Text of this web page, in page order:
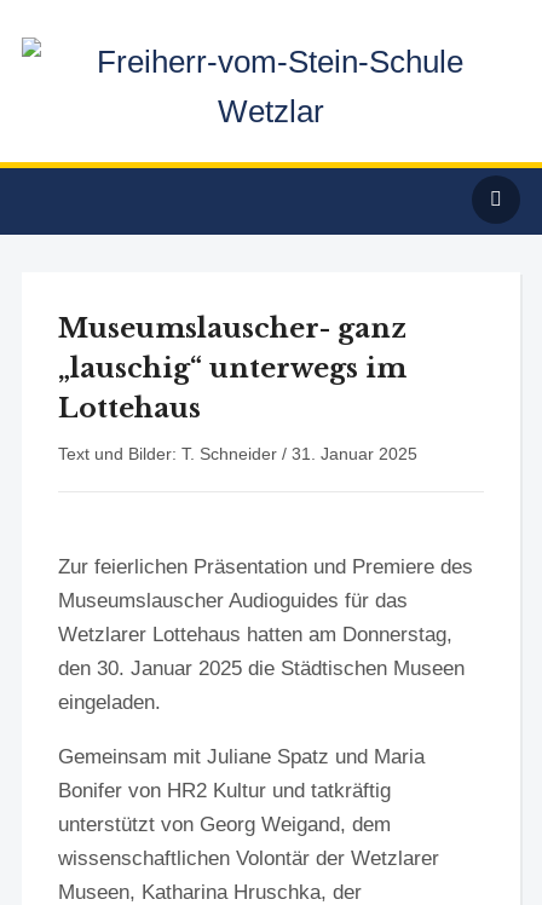
Museumslauscher- ganz
„lauschig“ unterwegs im
Lottehaus
Text und Bilder: T. Schneider / 31. Januar 2025
Zur feierlichen Präsentation und Premiere des
Museumslauscher Audioguides für das
Wetzlarer Lottehaus hatten am Donnerstag,
den 30. Januar 2025 die Städtischen Museen
eingeladen.
Gemeinsam mit Juliane Spatz und Maria
Bonifer von HR2 Kultur und tatkräftig
unterstützt von Georg Weigand, dem
wissenschaftlichen Volontär der Wetzlarer
Museen, Katharina Hruschka, der